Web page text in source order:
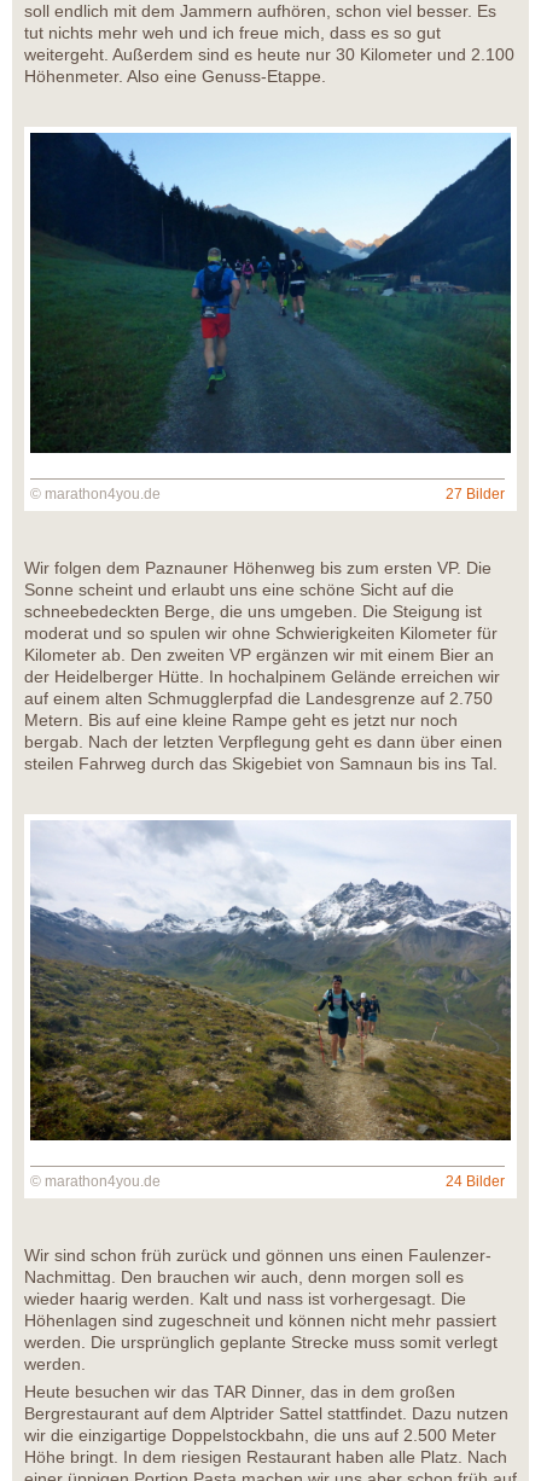
soll endlich mit dem Jammern aufhören, schon viel besser. Es
tut nichts mehr weh und ich freue mich, dass es so gut
weitergeht. Außerdem sind es heute nur 30 Kilometer und 2.100
Höhenmeter. Also eine Genuss-Etappe.
© marathon4you.de 27 Bilder
Wir folgen dem Paznauner Höhenweg bis zum ersten VP. Die
Sonne scheint und erlaubt uns eine schöne Sicht auf die
schneebedeckten Berge, die uns umgeben. Die Steigung ist
moderat und so spulen wir ohne Schwierigkeiten Kilometer für
Kilometer ab. Den zweiten VP ergänzen wir mit einem Bier an
der Heidelberger Hütte. In hochalpinem Gelände erreichen wir
auf einem alten Schmugglerpfad die Landesgrenze auf 2.750
Metern. Bis auf eine kleine Rampe geht es jetzt nur noch
bergab. Nach der letzten Verpflegung geht es dann über einen
steilen Fahrweg durch das Skigebiet von Samnaun bis ins Tal.
© marathon4you.de 24 Bilder
Wir sind schon früh zurück und gönnen uns einen Faulenzer-
Nachmittag. Den brauchen wir auch, denn morgen soll es
wieder haarig werden. Kalt und nass ist vorhergesagt. Die
Höhenlagen sind zugeschneit und können nicht mehr passiert
werden. Die ursprünglich geplante Strecke muss somit verlegt
werden.
Heute besuchen wir das TAR Dinner, das in dem großen
Bergrestaurant auf dem Alptrider Sattel stattfindet. Dazu nutzen
wir die einzigartige Doppelstockbahn, die uns auf 2.500 Meter
Höhe bringt. In dem riesigen Restaurant haben alle Platz. Nach